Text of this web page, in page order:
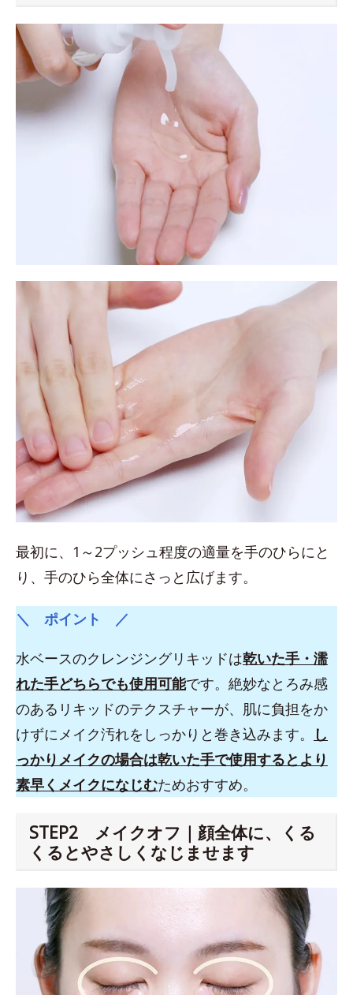
最初に、1～2プッシュ程度の適量を手のひらにと
り、手のひら全体にさっと広げます。
＼ ポイント ／
水ベースのクレンジングリキッドは乾いた手・濡
れた手どちらでも使用可能です。絶妙なとろみ感
のあるリキッドのテクスチャーが、肌に負担をか
けずにメイク汚れをしっかりと巻き込みます。
し
っかりメイクの場合は乾いた手で使用するとより
素早くメイクになじむためおすすめ。
STEP2 メイクオフ｜顔全体に、くる
くるとやさしくなじませます